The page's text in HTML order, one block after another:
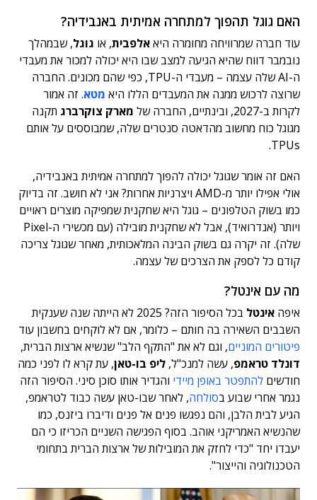
האם גוגל תהפוך למתחרה אמיתית באנבידיה?
עוד חברה שמרוויחה מחומרה היאאלפבית, או גוגל, שבמהלך
נובמבר דווח שהיא הגיעה למצב שבו היא יכולה למכור את מעבדי
ה-AI שלה עצמה – מעבדי ה-TPU, כפי שהם מכונים. החברה
שרוצה לרכוש ממנה את המעבדים הללו היא מטא. זה אמור
לקרות ב-2027, ובינתיים, החברה של
מארק צוקרברג תקנה
מגוגל כוח מחשוב מהדאטה סנטרים שלה, שמבוססים על אותם
TPUs.
האם זה אומר שגוגל יכולה להפוך למתחרה אמיתית באנבידיה,
אולי אפילו יותר מ-AMD ויצרניות אחרות? אני לא חושב. זה בדיוק
כמו בשוק הטלפונים – גוגל היא שחקנית שמפיקה מוצרים ראויים
ויותר (אנדרואיד), אבל לא שחקנית מובילה (עם מכשירי ה-Pixel
שלה). זה יקרה גם בשוק הבינה המלאכותית, מאחר שגוגל צריכה
קודם כל לספק את הצרכים של עצמה.
מה עם אינטל?
איפה אינטל
בכל הסיפור הזה? 2025 לא הייתה שנה שענקית
השבבים השאירה בה חותם – כלומר, אם לא לוקחים בחשבון עוד
פיטורים המוניים, וגם לא את "התקף הלב" שנשיא ארצות הברית,
דונלד טראמפ, עשה למנכ"ל, ליפ בו-טאן, עת קרא לו לפני כמה
חודשים להתפטר באופן מיידי והגדיר אותו סוכן סיני. הסיפור הזה
נגמר אחרי שבוע בסולחה, לאחר שבו-טאן עשה כבוד לטראמפ,
הגיע לבית הלבן, והם נפגשו פנים אל פנים ודיברו ביזנס, כמו
שהנשיא האמריקני אוהב. בסוף הפגישה השניים הכריזו כי הם
יעבדו יחד "כדי לחזק את המובילות של ארצות הברית בתחומי
הטכנולוגיה והייצור".